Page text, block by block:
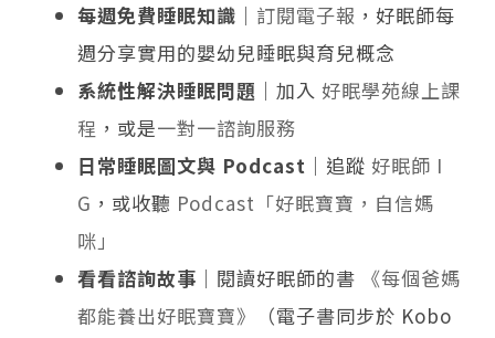
每週免費睡眠知識 ｜ 訂閱電子報 ，好眠師每
週分享實用的嬰幼兒睡眠與育兒概念
系統性解決睡眠問題 ｜加入 好眠學苑線上課
程 ，或是一對一諮詢服務
日常睡眠圖文與 Podcast ｜追蹤 好眠師 I
G ，或收聽 Podcast「好眠寶寶，自信媽
咪」
看看諮詢故事 ｜閱讀好眠師的書 《每個爸媽
都能養出好眠寶寶》
（電子書同步於 Kobo